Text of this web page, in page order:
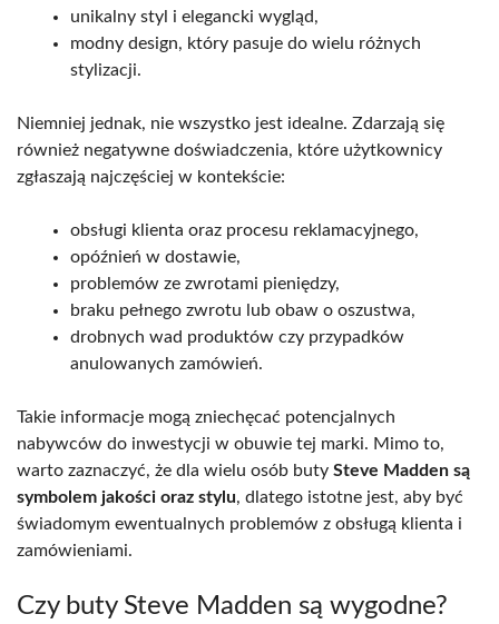
unikalny styl i elegancki wygląd,
modny design, który pasuje do wielu różnych
stylizacji.
Niemniej jednak, nie wszystko jest idealne. Zdarzają się
również negatywne doświadczenia, które użytkownicy
zgłaszają najczęściej w kontekście:
obsługi klienta oraz procesu reklamacyjnego,
opóźnień w dostawie,
problemów ze zwrotami pieniędzy,
braku pełnego zwrotu lub obaw o oszustwa,
drobnych wad produktów czy przypadków
anulowanych zamówień.
Takie informacje mogą zniechęcać potencjalnych
nabywców do inwestycji w obuwie tej marki. Mimo to,
warto zaznaczyć, że dla wielu osób buty Steve Madden są
symbolem jakości oraz stylu, dlatego istotne jest, aby być
świadomym ewentualnych problemów z obsługą klienta i
zamówieniami.
Czy buty Steve Madden są wygodne?